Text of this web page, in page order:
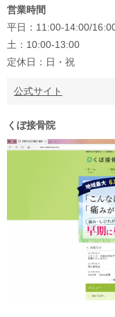
営業時間
平日：11:00-14:00/
土：10:00-13:00
定休日：日・祝
公式サイト
くぼ接骨院